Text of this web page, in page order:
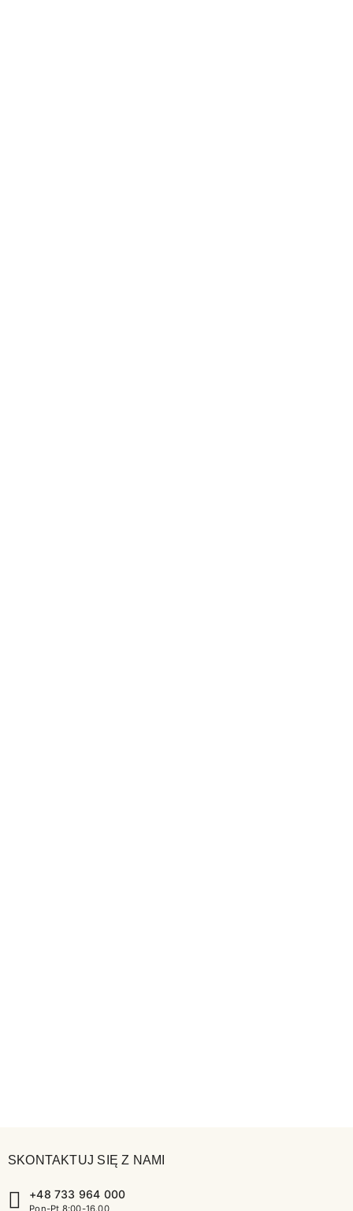
SKONTAKTUJ SIĘ Z NAMI
+48 733 964 000
Pon-Pt 8:00-16.00